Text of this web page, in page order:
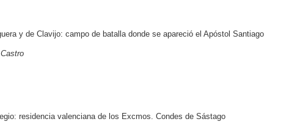
y de Clavijo: campo de batalla donde se apareció el Apóstol Santiago
residencia valenciana de los Excmos. Condes de Sástago